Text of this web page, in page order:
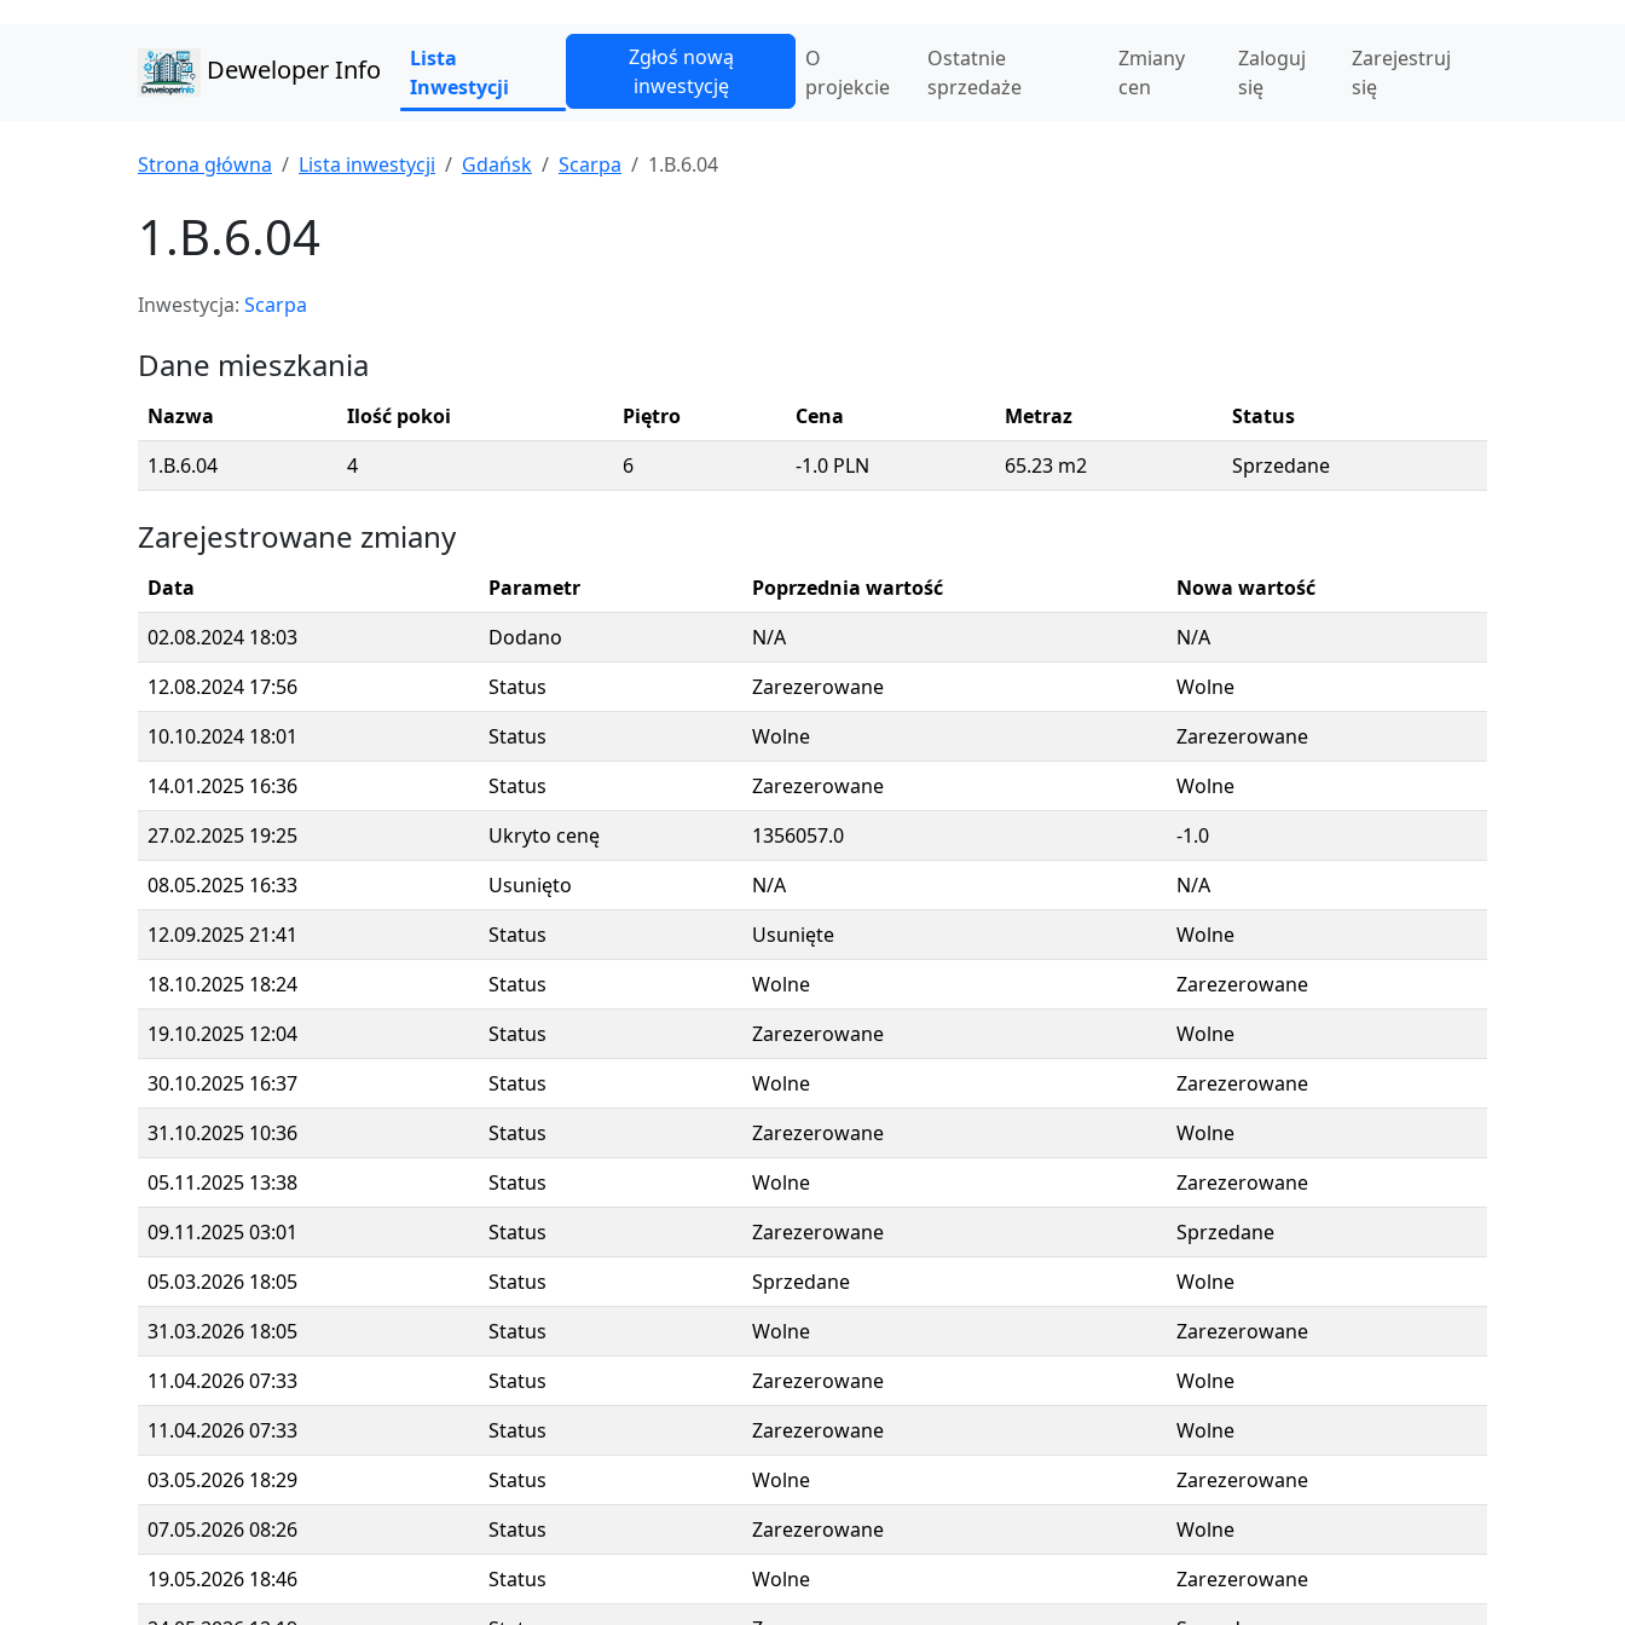
Deweloper Info
Lista
Inwestycji
Zgłoś nową
inwestycję
O
projekcie
Ostatnie
sprzedaże
Zmiany
cen
Zaloguj
się
Zarejestruj
się
Strona główna Lista inwestycji Gdańsk Scarpa 1.B.6.04
1.B.6.04
Inwestycja: Scarpa
Dane mieszkania
Nazwa Ilość pokoi Piętro Cena Metraz
Status
1.B.6.04
4 6 -1.0 PLN 65.23 m2 Sprzedane
Zarejestrowane zmiany
Data Parametr Poprzednia wartość
Nowa wartość
02.08.2024 18:03
Dodano N/A
N/A
12.08.2024 17:56
Status Zarezerowane
Wolne
10.10.2024 18:01
Status Wolne
Zarezerowane
14.01.2025 16:36
Status Zarezerowane
Wolne
27.02.2025 19:25
Ukryto cenę 1356057.0
-1.0
08.05.2025 16:33
Usunięto N/A
N/A
12.09.2025 21:41
Status Usunięte
Wolne
18.10.2025 18:24
Status Wolne
Zarezerowane
19.10.2025 12:04
Status Zarezerowane
Wolne
30.10.2025 16:37
Status Wolne
Zarezerowane
31.10.2025 10:36
Status Zarezerowane
Wolne
05.11.2025 13:38
Status Wolne
Zarezerowane
09.11.2025 03:01
Status Zarezerowane
Sprzedane
05.03.2026 18:05
Status Sprzedane
Wolne
31.03.2026 18:05
Status Wolne
Zarezerowane
11.04.2026 07:33
Status Zarezerowane
Wolne
11.04.2026 07:33
Status Zarezerowane
Wolne
03.05.2026 18:29
Status Wolne
Zarezerowane
07.05.2026 08:26
Status Zarezerowane
Wolne
19.05.2026 18:46
Status Wolne
Zarezerowane